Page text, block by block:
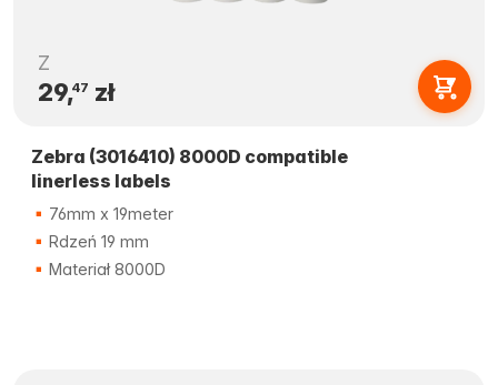
Z
29,47 zł
Zebra (3016410) 8000D compatible
linerless labels
76mm x 19meter
Rdzeń 19 mm
Materiał 8000D